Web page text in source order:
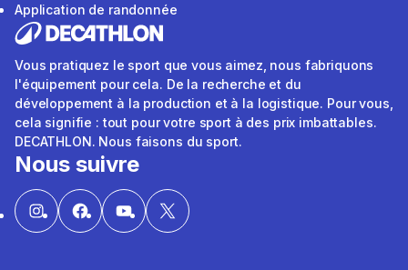
Application de randonnée
Vous pratiquez le sport que vous aimez, nous fabriquons
l'équipement pour cela. De la recherche et du
développement à la production et à la logistique. Pour vous,
cela signifie : tout pour votre sport à des prix imbattables.
DECATHLON. Nous faisons du sport.
Nous suivre